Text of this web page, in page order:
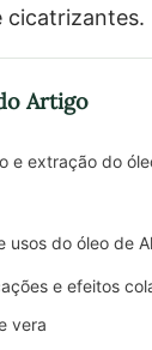
cicatrizantes.
Artigo
e extração do
usos do óleo de
e efeitos
vera